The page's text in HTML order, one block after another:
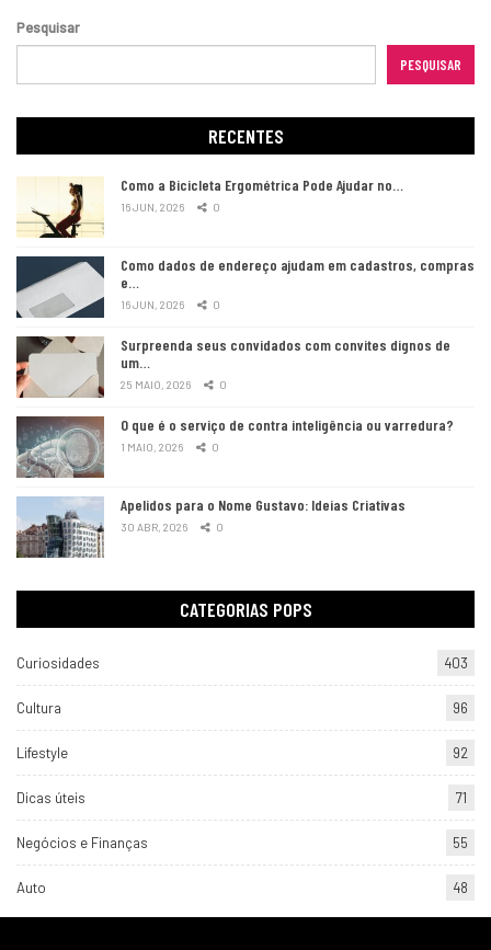
Pesquisar
PESQUISAR
RECENTES
Como a Bicicleta Ergométrica Pode Ajudar no…
16 JUN, 2026 0
Como dados de endereço ajudam em cadastros, compras
e…
16 JUN, 2026 0
Surpreenda seus convidados com convites dignos de
um…
25 MAIO, 2026 0
O que é o serviço de contra inteligência ou varredura?
1 MAIO, 2026 0
Apelidos para o Nome Gustavo: Ideias Criativas
30 ABR, 2026 0
CATEGORIAS POPS
Curiosidades 403
Cultura 96
Lifestyle 92
Dicas úteis 71
Negócios e Finanças 55
Auto 48